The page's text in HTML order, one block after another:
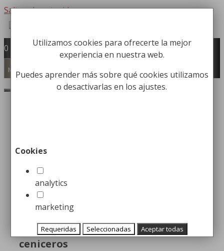
Saltar al contenido
Fabricación y comercialización de
equipamiento para la higiene industrial
Búsqueda de productos
0
Menú
Arena para Cenicero de
20Kg
16,99€
Arena para ceniceros o papeleras
ceniceros
Utilizamos cookies para ofrecerte la mejor
experiencia en nuestra web.
Puedes aprender más sobre qué cookies utilizamos
o desactivarlas en los ajustes.
Cookies
analytics
marketing
Requeridas Seleccionadas Aceptar todas